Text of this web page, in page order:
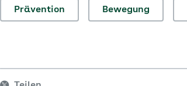
Prävention Bewegung